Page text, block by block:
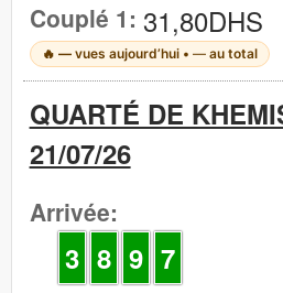
Couplé 1: 31,80DHS
🔥 —vues aujourd’hui • —au total
QUARTÉ DE
21/07/26
Arrivée:
3 8 9 7